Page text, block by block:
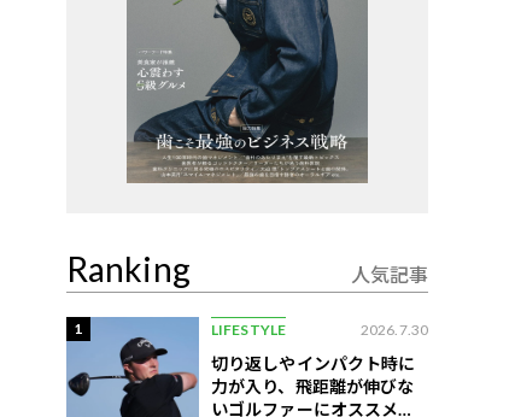
Ranking 人気記事
1 LIFESTYLE 2026.7.30
切り返しやインパクト時に
力が入り、飛距離が伸びな
いゴルファーにオススメの